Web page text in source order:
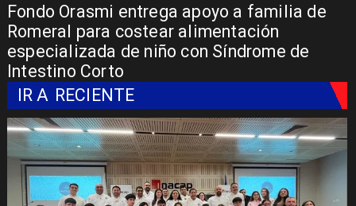
Fondo Orasmi entrega apoyo a familia de
Romeral para costear alimentación
especializada de niño con Síndrome de
Intestino Corto
IR A RECIENTE